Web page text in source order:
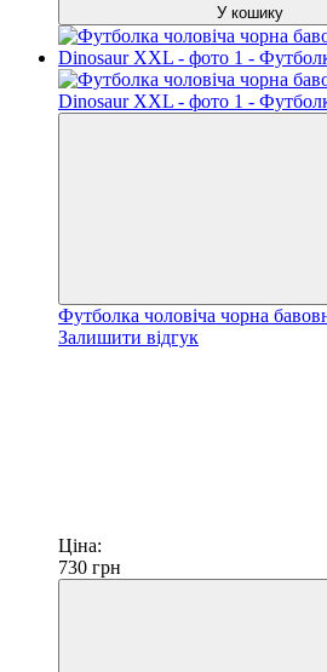
У кошику
Футболка чоловіча чорна
Залишити відгук
Ціна:
730 грн